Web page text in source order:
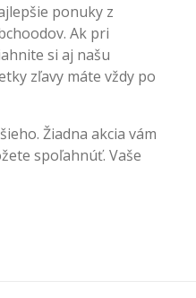
ponuky z
Ak pri
si aj našu
zľavy máte vždy po
Žiadna akcia vám
spoľahnúť. Vaše